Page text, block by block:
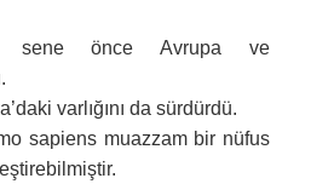
sene önce Avrupa ve
varlığını da sürdürdü.
sapiens muazzam bir nüfus